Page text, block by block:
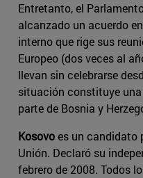
Entretanto, el
alcanzado un acuerdo
interno que rige sus
Europeo (dos veces al
llevan sin celebrarse
situación constituye
parte de Bosnia y
Kosovoes un candidato
Unión. Declaró su
febrero de 2008. Todos